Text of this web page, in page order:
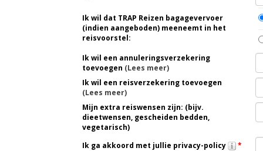
Ik wil dat TRAP Reizen bagagevervoer
(indien aangeboden) meeneemt in het
reisvoorstel:
Ik wil een annuleringsverzekering
toevoegen (Lees meer)
Ik wil een reisverzekering toevoegen
(Lees meer)
Mijn extra reiswensen zijn: (bijv.
dieetwensen, gescheiden bedden,
vegetarisch)
Ik ga akkoord met jullie privacy-policy
*